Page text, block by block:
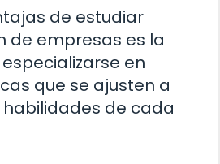
de estudiar
de empresas es la
en
que se ajusten a
habilidades de cada